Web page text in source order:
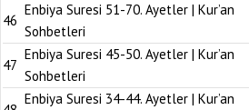
46
Enbiya Suresi 51-70. Ayetler | Kur’an
Sohbetleri
47
Enbiya Suresi 45-50. Ayetler | Kur’an
Sohbetleri
Enbiya Suresi 34-44. Ayetler | Kur’an